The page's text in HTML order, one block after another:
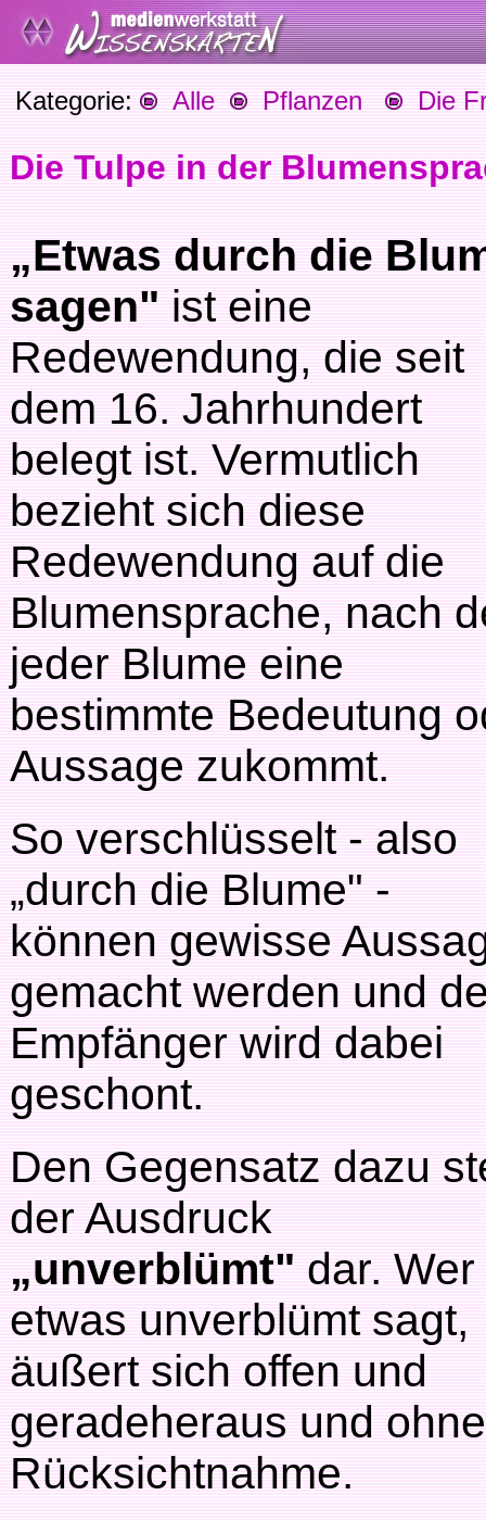
Kategorie: Alle Pflanzen Die
Die Tulpe in der
„Etwas durch die
sagen"ist eine
Redewendung, die seit
dem 16. Jahrhundert
belegt ist. Vermutlich
bezieht sich diese
Redewendung auf die
Blumensprache, nach
jeder Blume eine
bestimmte Bedeutung
Aussage zukommt.
So verschlüsselt - also
„durch die Blume" -
können gewisse
gemacht werden und
Empfänger wird dabei
geschont.
Den Gegensatz dazu
der Ausdruck
„unverblümt"dar. Wer
etwas unverblümt sagt,
äußert sich offen und
geradeheraus und ohne
Rücksichtnahme.